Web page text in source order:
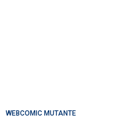
WEBCOMIC MUTANTE